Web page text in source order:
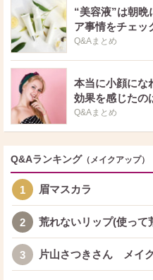
“美容液”は朝
ア事情をチェッ
Q&Aまとめ
本当に小顔にな
効果を感じたの
Q&Aまとめ
Q&Aランキング （メイクアップ）
1 眉マスカラ
2 荒れないリップ(使って
3 片山さつきさん メイク